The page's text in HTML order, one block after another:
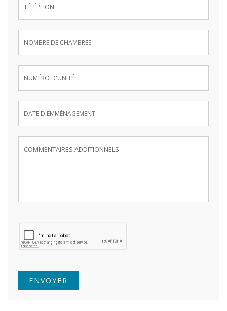
ENVOYER